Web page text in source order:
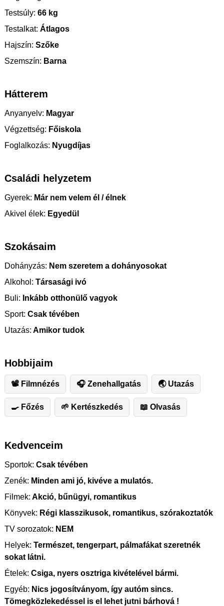
Testsúly: 66 kg
Testalkat: Átlagos
Hajszín: Szőke
Szemszín: Barna
Hátterem
Anyanyelv: Magyar
Végzettség: Főiskola
Foglalkozás: Nyugdíjas
Családi helyzetem
Gyerek: Már nem velem él / élnek
Akivel élek: Egyedül
Szokásaim
Dohányzás: Nem szeretem a dohányosokat
Alkohol: Társasági ivó
Buli: Inkább otthonülő vagyok
Sport: Csak tévében
Utazás: Amikor tudok
Hobbijaim
📽 Filmnézés 🎧 Zenehallgatás 🌏 Utazás
🍳 Főzés 🌱 Kertészkedés 📖 Olvasás
Kedvenceim
Sportok: Csak tévében
Zenék: Minden ami jó, kivéve a mulatós.
Filmek: Akció, bűnügyi, romantikus
Könyvek: Régi klasszikusok, romantikus, szórakoztatók
TV sorozatok: NEM
Helyek: Természet, tengerpart, pálmafákat szeretnék
sokat látni.
Ételek: Csiga, nyers osztriga kivételével bármi.
Egyéb: Nics jogosítványom, így autóm sincs.
Tömegközlekedéssel is el lehet jutni bárhová !